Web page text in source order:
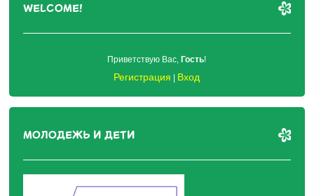
WELCOME!
Приветствую Вас, Гость!
Регистрация Вход
МОЛОДЕЖЬ И ДЕТИ